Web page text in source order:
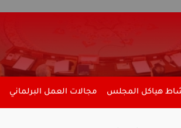
هياكل المجلس مجالات العمل البرلماني